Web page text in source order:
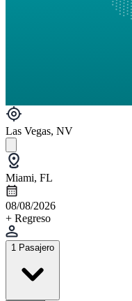
Las Vegas, NV
Miami, FL
08/08/2026
+ Regreso
1 Pasajero